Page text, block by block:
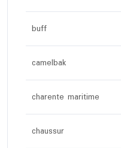
buff
camelbak
charente maritime
chaussur